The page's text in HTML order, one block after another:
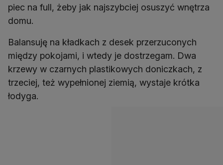
piec na full, żeby jak najszybciej osuszyć wnętrza
domu.
Balansuję na kładkach z desek przerzuconych
między pokojami, i wtedy je dostrzegam. Dwa
krzewy w czarnych plastikowych doniczkach, z
trzeciej, też wypełnionej ziemią, wystaje krótka
łodyga.